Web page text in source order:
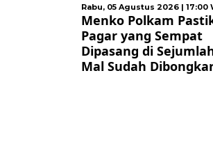
Rabu, 05 Agustus 2026 | 17:00
Menko Polkam
Pagar yang Sempat
Dipasang di
Mal Sudah